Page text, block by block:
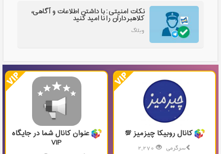
نکات امنیتی: با داشتن اطلاعات و آگاهی،
کلاهبرداران را نا امید کنید
وبلاگ
کانال روبیکا چیزمیز 💯
سرگرمی
عنوان کانال شما در جایگاه
VIP